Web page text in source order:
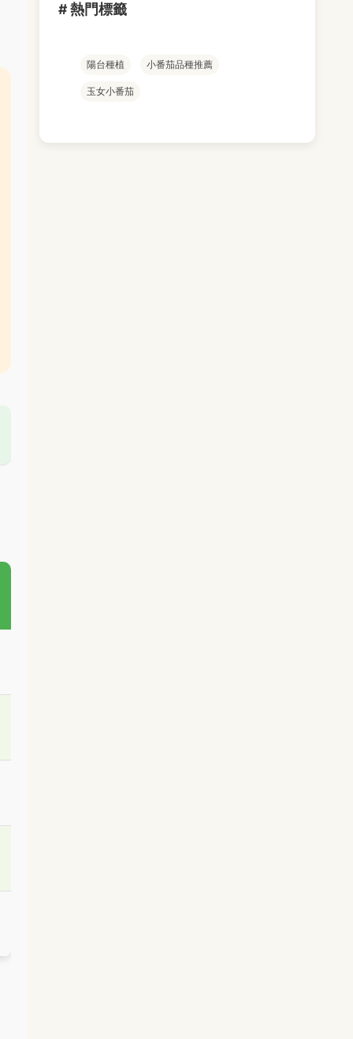
# 熱門標籤
陽台種植 小番茄品種推薦
玉女小番茄